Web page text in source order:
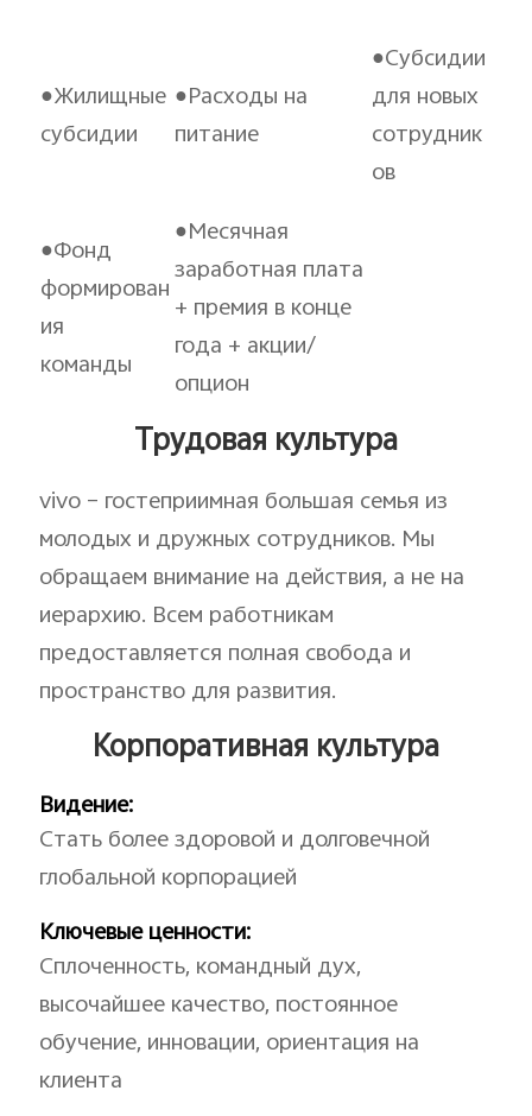
●Жилищные
субсидии
●Расходы на
питание
●Субсидии
для новых
сотрудник
ов
●Фонд
формирован
ия
команды
●Месячная
заработная плата
+ премия в конце
года + акции/
опцион
Трудовая культура
vivo – гостеприимная большая семья из
молодых и дружных сотрудников. Мы
обращаем внимание на действия, а не на
иерархию. Всем работникам
предоставляется полная свобода и
пространство для развития.
Корпоративная культура
Видение:
Стать более здоровой и долговечной
глобальной корпорацией
Ключевые ценности:
Сплоченность, командный дух,
высочайшее качество, постоянное
обучение, инновации, ориентация на
клиента